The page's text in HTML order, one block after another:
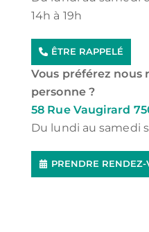
14h à 19h
ÊTRE RAPPELÉ
Vous préférez nous
personne ?
58 Rue Vaugirard
Du lundi au samedi
PRENDRE RENDEZ-